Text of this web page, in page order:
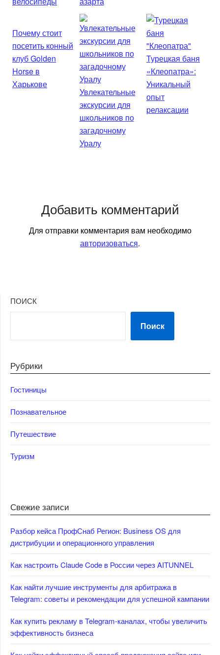
Почему стоит
посетить конный
клуб Golden
Horse в
Харькове
Увлекательные
экскурсии для
школьников по
загадочному
Уралу
Турецкая баня
«Клеопатра»:
Уникальный
опыт
релаксации
Добавить комментарий
Для отправки комментария вам необходимо
авторизоваться.
ПОИСК
Поиск
Рубрики
Гостиницы
Познавательное
Путешествие
Туризм
Свежие записи
Разбор кейса ПрофСнаб Регион: Business OS для
дистрибуции и операционного управления
Как настроить Claude Code в России через AITUNNEL
Как найти лучшие инструменты для арбитража в
Telegram: советы и рекомендации для успешной кампании
Как купить рекламу в Telegram-каналах, чтобы увеличить
эффективность бизнеса